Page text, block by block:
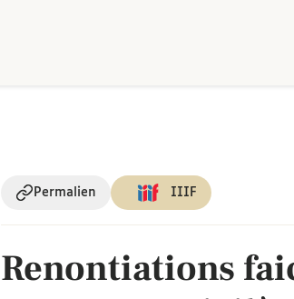
Permalien IIIF
Renontiations